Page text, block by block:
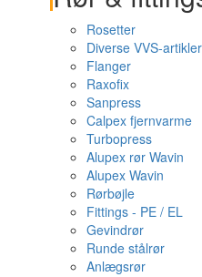
Rosetter
Diverse VVS-artikler
Flanger
Raxofix
Sanpress
Calpex fjernvarme
Turbopress
Alupex rør Wavin
Alupex Wavin
Rørbøjle
Fittings - PE / EL
Gevindrør
Runde stålrør
Anlægsrør